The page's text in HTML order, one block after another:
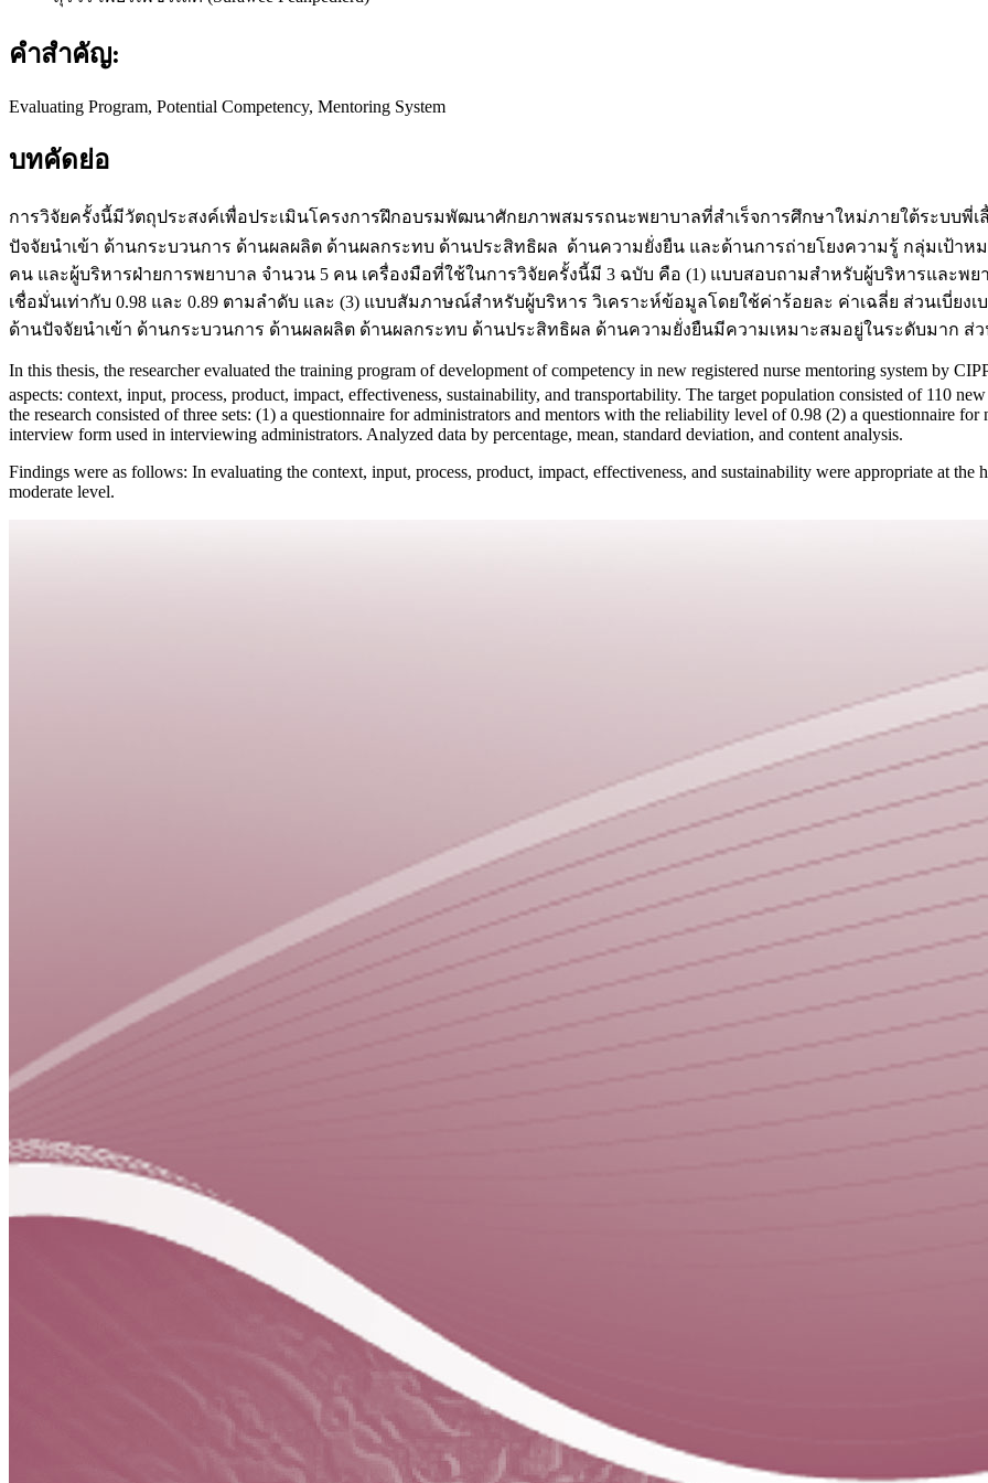
คำสำคัญ:
Evaluating Program, Potential Competency, Mentoring System
บทคัดย่อ
การวิจัยครั้งนี้มีวัตถุประสงค์เพื่อประเมินโครงการฝึกอบรมพัฒนาศักยภาพสมรรถนะพยาบาลที่สำเร็จการศึกษาใหม่ภายใต้ระบบพี่เ
ปัจจัยนำเข้า ด้านกระบวนการ ด้านผลผลิต ด้านผลกระทบ ด้านประสิทธิผล ด้านความยั่งยืน และด้านการถ่ายโยงความรู้ กลุ่มเป้าห
คน และผู้บริหารฝ่ายการพยาบาล จำนวน 5 คน เครื่องมือที่ใช้ในการวิจัยครั้งนี้มี 3 ฉบับ คือ (1) แบบสอบถามสำหรับผู้บริหารและพ
เชื่อมั่นเท่ากับ 0.98 และ 0.89 ตามลำดับ และ (3) แบบสัมภาษณ์สำหรับผู้บริหาร วิเคราะห์ข้อมูลโดยใช้ค่าร้อยละ ค่าเฉลี่ย ส่วนเบี่ยง
ด้านปัจจัยนำเข้า ด้านกระบวนการ ด้านผลผลิต ด้านผลกระทบ ด้านประสิทธิผล ด้านความยั่งยืนมีความเหมาะสมอยู่ในระดับมาก ส่
In this thesis, the researcher evaluated the training program of development of competency in new registered nurse mentoring system by
aspects: context, input, process, product, impact, effectiveness, sustainability, and transportability. The target population consisted of 110
the research consisted of three sets: (1) a questionnaire for administrators and mentors with the reliability level of 0.98 (2) a questionnaire
interview form used in interviewing administrators. Analyzed data by percentage, mean, standard deviation, and content analysis.
Findings were as follows: In evaluating the context, input, process, product, impact, effectiveness, and sustainability were appropriate at
moderate level.